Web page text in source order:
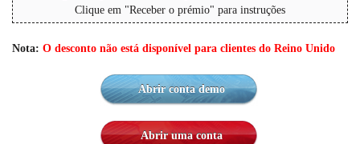
Clique em "Receber o prémio" para instruções
Nota: O desconto não está disponível para clientes do Reino Unido
Abrir conta demo
Abrir uma conta